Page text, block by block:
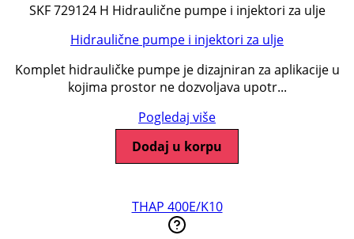
SKF 729124 H Hidraulične pumpe i injektori za ulje
Hidraulične pumpe i injektori za ulje
Komplet hidrauličke pumpe je dizajniran za aplikacije u
kojima prostor ne dozvoljava upotr...
Pogledaj više
Dodaj u korpu
THAP 400E/K10